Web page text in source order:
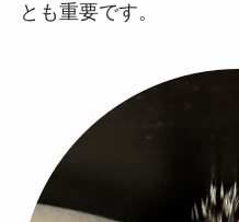
とも重要です。